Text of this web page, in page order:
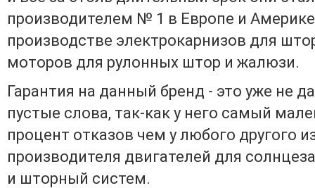
производителем № 1 в Европе и
производстве электрокарнизов для
моторов для рулонных штор и жалюзи.
Гарантия на данный бренд - это уже не
пустые слова, так-как у него самый
процент отказов чем у любого другого
производителя двигателей для
и шторный систем.